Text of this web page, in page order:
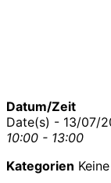
Datum/Zeit
Date(s) - 13/07/
10:00 - 13:00
Kategorien